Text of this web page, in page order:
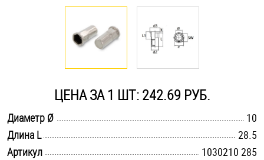
Саморезы и шурупы
Стопорные кольца
Такелаж
Хомуты
Шайбы
ЦЕНА ЗА 1 ШТ: 242.69 РУБ.
Диаметр Ø
10
Длина L
28.5
Артикул
1030210 285